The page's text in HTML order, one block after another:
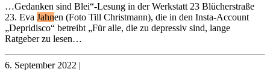
…Gedanken sind Blei“-Lesung in der Werkstatt 23 Blücherstraße
23. Eva Jahnen (Foto Till Christmann), die in den Insta-Account
„Depridisco“ betreibt „Für alle, die zu depressiv sind, lange
Ratgeber zu lesen…
6. September 2022 |